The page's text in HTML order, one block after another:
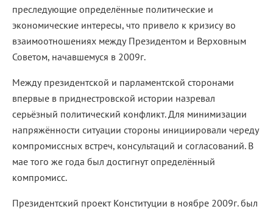
преследующие определённые политические и
экономические интересы, что привело к кризису во
взаимоотношениях между Президентом и Верховным
Советом, начавшемуся в 2009г.
Между президентской и парламентской сторонами
впервые в приднестровской истории назревал
серьёзный политический конфликт. Для минимизации
напряжённости ситуации стороны инициировали череду
компромиссных встреч, консультаций и согласований. В
мае того же года был достигнут определённый
компромисс.
Президентский проект Конституции в ноябре 2009г. был